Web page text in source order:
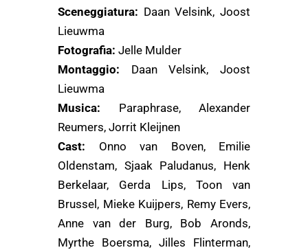
Sceneggiatura: Daan Velsink, Joost
Lieuwma
Fotografia: Jelle Mulder
Montaggio: Daan Velsink, Joost
Lieuwma
Musica: Paraphrase, Alexander
Reumers, Jorrit Kleijnen
Cast: Onno van Boven, Emilie
Oldenstam, Sjaak Paludanus, Henk
Berkelaar, Gerda Lips, Toon van
Brussel, Mieke Kuijpers, Remy Evers,
Anne van der Burg, Bob Aronds,
Myrthe Boersma, Jilles Flinterman,